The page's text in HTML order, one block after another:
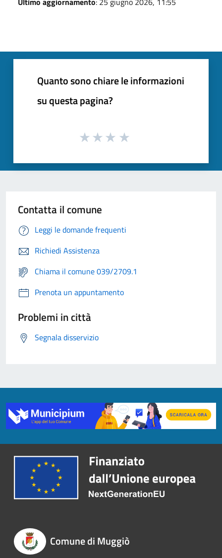
Quanto sono chiare le informazioni
su questa pagina?
Contatta il comune
Leggi le domande frequenti
Richiedi Assistenza
Chiama il comune 039/2709.1
Prenota un appuntamento
Problemi in città
Segnala disservizio
Comune di Muggiò